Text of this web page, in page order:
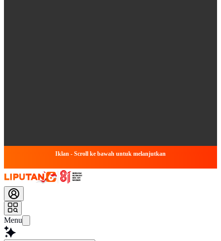
Iklan - Scroll ke bawah untuk melanjutkan
Menu